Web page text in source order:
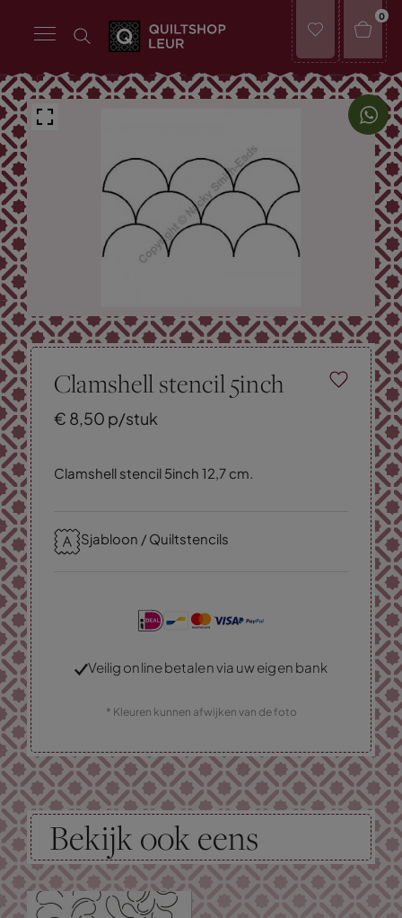
0
Clamshell stencil 5inch
€ 8,50 p/stuk
Clamshell stencil 5inch 12,7 cm.
Sjabloon / Quiltstencils
Veilig online betalen via uw eigen bank
* Kleuren kunnen afwijken van de foto
Bekijk ook eens